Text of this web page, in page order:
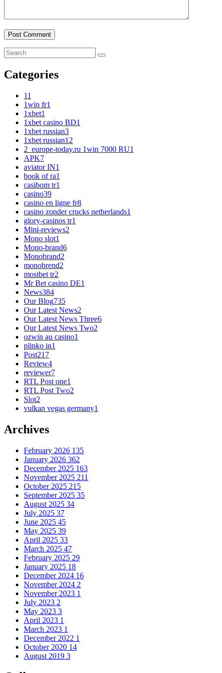
Categories
1win fr1
1xbet
1xbet casino BD
1xbet russian
1xbet russian1
2_europe-today.ru 1win 7000 RU
APK7
aviator IN1
book of ra1
casibom tr1
casino39
casino en ligne fr
casino zonder crucks netherlands
glory-casinos tr
Mini-reviews
Mono slot1
Mono-brand6
Monobrand2
monobrend2
mostbet tr2
Mr Bet casino DE
News384
Our Blog735
Our Latest News2
Our Latest News Three
Our Latest News Two
ozwin au casino
1
plinko in1
Post217
Review4
reviewer7
RTL Post one
RTL Post Two
Slot2
vulkan vegas germany
Archives
January 2026
November 2025211
October 2025215
September 202535
August 202534
July 202537
June 202545
May 202539
April 202533
March 202547
February 2025
January 2025
December 2024
November 20242
November 20231
July 20232
May 20233
April 20231
March 20231
December 2022
October 2020
August 2019
Gallery